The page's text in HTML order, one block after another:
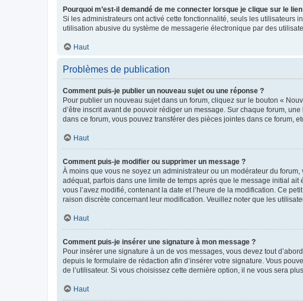
Pourquoi m’est-il demandé de me connecter lorsque je clique sur le
Si les administrateurs ont activé cette fonctionnalité, seuls les utilisateurs
utilisation abusive du système de messagerie électronique par des
Haut
Problèmes de publication
Comment puis-je publier un nouveau sujet ou une réponse ?
Pour publier un nouveau sujet dans un forum, cliquez sur le bouton «
d’être inscrit avant de pouvoir rédiger un message. Sur chaque forum,
dans ce forum, vous pouvez transférer des pièces jointes dans ce forum,
Haut
Comment puis-je modifier ou supprimer un message ?
À moins que vous ne soyez un administrateur ou un modérateur du
adéquat, parfois dans une limite de temps après que le message initial
vous l’avez modifié, contenant la date et l’heure de la modification. Ce
raison discrète concernant leur modification. Veuillez noter que les
Haut
Comment puis-je insérer une signature à mon message ?
Pour insérer une signature à un de vos messages, vous devez tout
depuis le formulaire de rédaction afin d’insérer votre signature. Vous
de l’utilisateur. Si vous choisissez cette dernière option, il ne vous sera
Haut